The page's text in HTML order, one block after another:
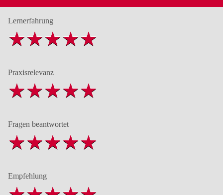
Lernerfahrung
Praxisrelevanz
Fragen beantwortet
Empfehlung